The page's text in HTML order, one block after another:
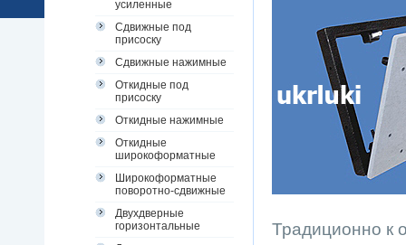
усиленные
Сдвижные под
присоску
Сдвижные нажимные
Откидные под
присоску
Откидные нажимные
Откидные
широкоформатные
Широкоформатные
поворотно-сдвижные
Двухдверные
горизонтальные
Традиционно к